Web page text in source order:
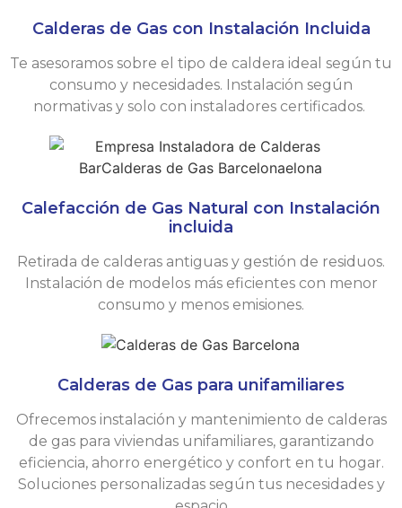
Calderas de Gas con Instalación Incluida
Te asesoramos sobre el tipo de caldera ideal según tu
consumo y necesidades. Instalación según
normativas y solo con instaladores certificados.
Calefacción de Gas Natural con Instalación
incluida
Retirada de calderas antiguas y gestión de residuos.
Instalación de modelos más eficientes con menor
consumo y menos emisiones.
Calderas de Gas para unifamiliares
Ofrecemos instalación y mantenimiento de calderas
de gas para viviendas unifamiliares, garantizando
eficiencia, ahorro energético y confort en tu hogar.
Soluciones personalizadas según tus necesidades y